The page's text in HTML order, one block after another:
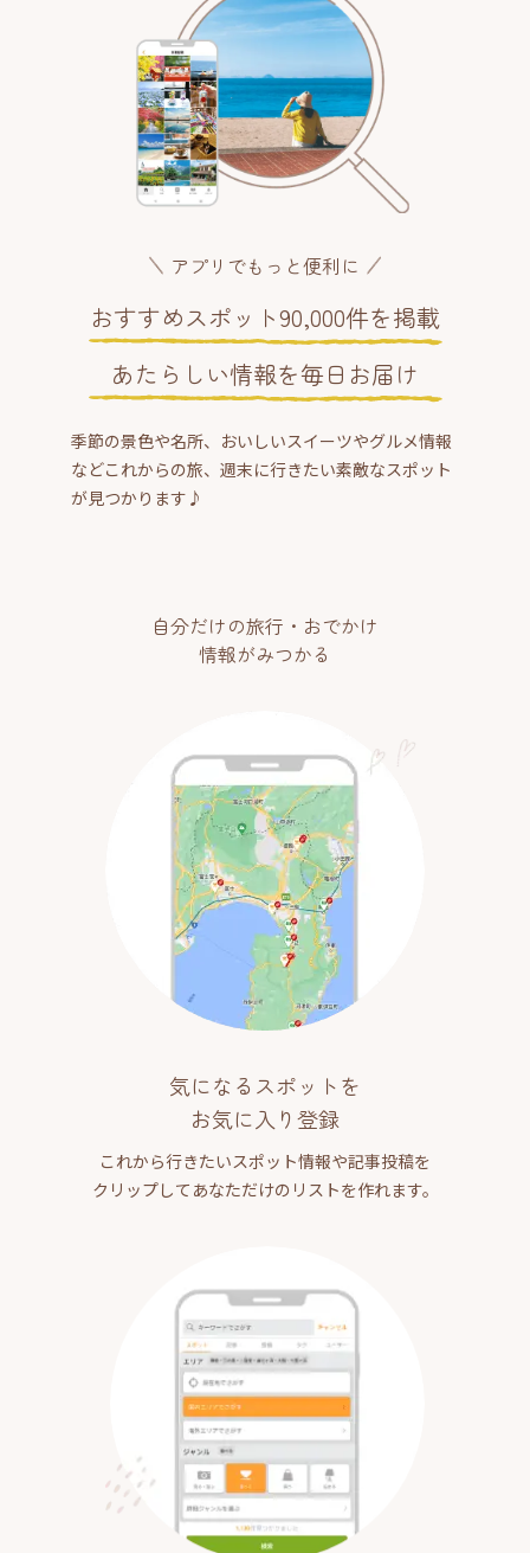
アプリでもっと便利に
おすすめスポット90,000件を掲載
あたらしい情報を毎日お届け
季節の景色や名所、おいしいスイーツやグルメ情報
などこれからの旅、週末に行きたい素敵なスポット
が見つかります♪
自分だけの旅行・おでかけ
情報がみつかる
気になるスポットを
お気に入り登録
これから行きたいスポット情報や記事投稿を
クリップしてあなただけのリストを作れます。